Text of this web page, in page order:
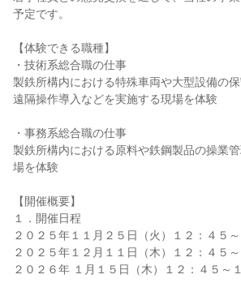
予定です。
【体験できる職種】
・技術系総合職の仕事
製鉄所構内における特殊車両や大型設備の
遠隔操作導入などを実施する現場を体験
・事務系総合職の仕事
製鉄所構内における原料や鉄鋼製品の操業
場を体験
【開催概要】
１．開催日程
２０２５年１１月２５日（火）１２：４５
２０２５年１２月１１日（木）１２：４５
２０２６年 １月１５日（木）１２：４５～